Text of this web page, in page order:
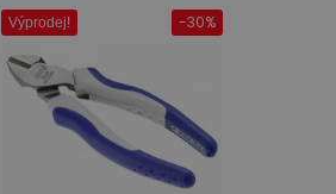
Výprodej! -30%